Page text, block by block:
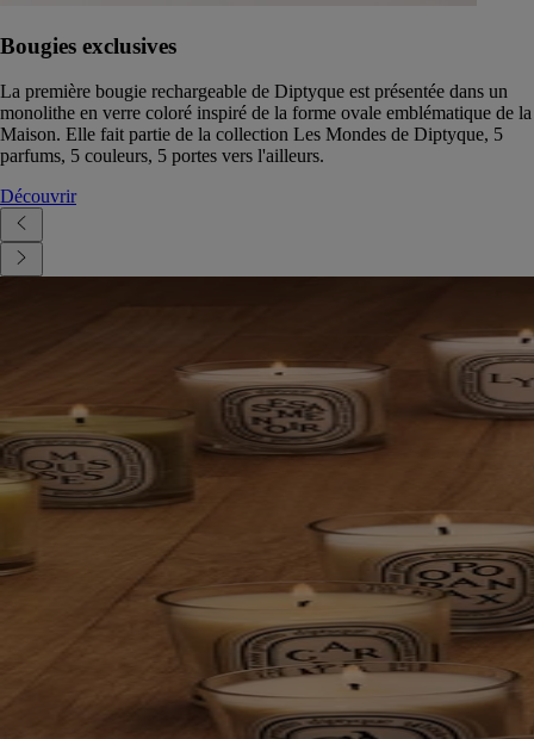
Bougies exclusives
La première bougie rechargeable de Diptyque est présentée dans un
monolithe en verre coloré inspiré de la forme ovale emblématique de la
Maison. Elle fait partie de la collection Les Mondes de Diptyque, 5
parfums, 5 couleurs, 5 portes vers l'ailleurs.
Découvrir